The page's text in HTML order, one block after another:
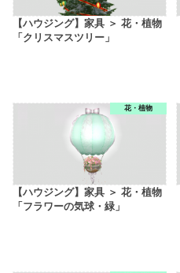
【ハウジング】家具 ＞ 花・植物
「クリスマスツリー」
花・植物
【ハウジング】家具 ＞ 花・植物
「フラワーの気球・緑」